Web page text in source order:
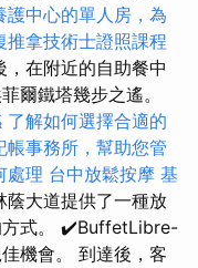
護中心的單人房，為
推拿技術士證照課程
，在附近的自助餐中
爾鐵塔幾步​​之遙。
了解如何選擇合適的
帳事務所，幫助您管
處理 台中放鬆按摩 基
蔭大道提供了一種放
方式。 ✔️BuffetLibre-
機會。 到達後，客